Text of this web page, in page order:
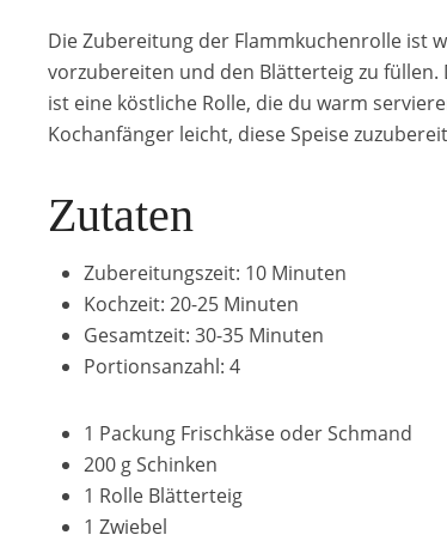
Die Zubereitung der Flammkuchenrolle ist
vorzubereiten und den Blätterteig zu füllen.
ist eine köstliche Rolle, die du warm
Kochanfänger leicht, diese Speise
Zutaten
Zubereitungszeit: 10 Minuten
Kochzeit: 20-25 Minuten
Gesamtzeit: 30-35 Minuten
Portionsanzahl: 4
1 Packung Frischkäse oder Schmand
200 g Schinken
1 Rolle Blätterteig
1 Zwiebel